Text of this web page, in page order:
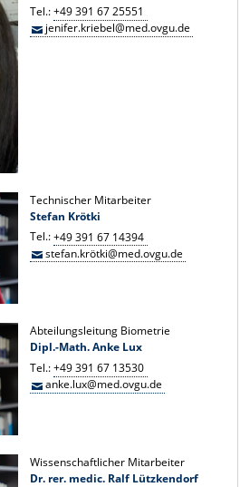
Tel.:+49 391 67 25551
jenifer.kriebel@med.ovgu.de
Technischer Mitarbeiter
Stefan Krötki
Tel.:+49 391 67 14394
stefan.krötki@med.ovgu.de
Abteilungsleitung Biometrie
Dipl.-Math. Anke Lux
Tel.:+49 391 67 13530
anke.lux@med.ovgu.de
Wissenschaftlicher Mitarbeiter
Dr. rer. medic. Ralf Lützkendorf